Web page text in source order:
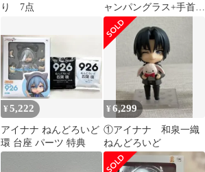
り 7点
ャンパングラス+手首
「ねんどろいど 八乙女
楽 アイドリッシュセブ
ン」 GOODSMILE
ONLINE SHOP限定特
典【14日以内発送】
¥5,222
アイナナ ねんどろいど
環 台座 パーツ 特典
¥6,299
①アイナナ 和泉一織
ねんどろいど